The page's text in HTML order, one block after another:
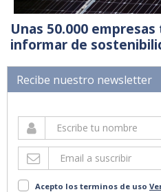
Unas 50.000
informar de
Recibe nuestro newsletter
Acepto los terminos de uso